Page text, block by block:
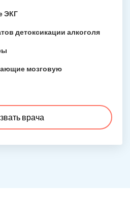
ЭКГ
детоксикации алкоголя
мозговую
врача